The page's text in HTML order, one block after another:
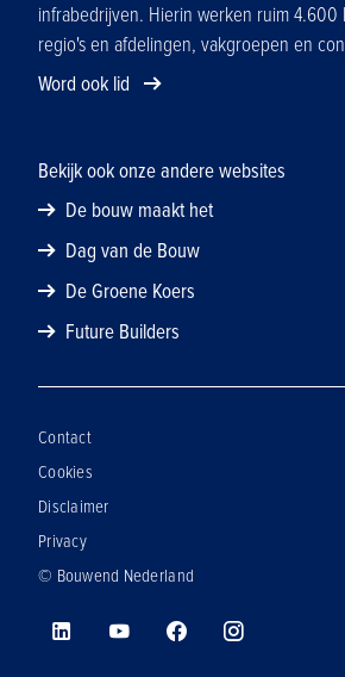
infrabedrijven. Hierin werken ruim 4.600
regio's en afdelingen, vakgroepen en
Word ook lid
Bekijk ook onze andere websites
De bouw maakt het
Dag van de Bouw
De Groene Koers
Future Builders
Contact
Cookies
Disclaimer
Privacy
© Bouwend Nederland